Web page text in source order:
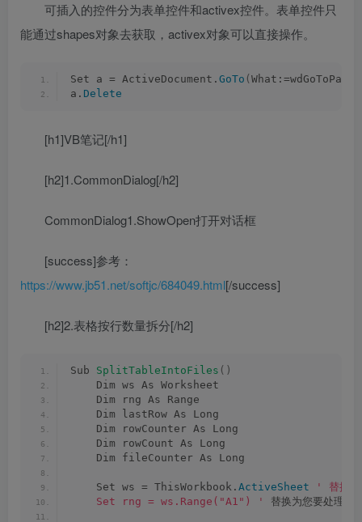
可插入的控件分为表单控件和activex控件。表单控件只
能通过shapes对象去获取，activex对象可以直接操作。
Set a = ActiveDocument. GoTo (
a. Delete
[h1]VB笔记[/h1]
[h2]1.CommonDialog[/h2]
CommonDialog1.ShowOpen打开对话框
[success]参考：
https://www.jb51.net/softjc/684049.html[/success]
[h2]2.表格按行数量拆分[/h2]
Sub SplitTableIntoFiles ()
    Dim ws As Worksheet
    Dim rng As Range
    Dim lastRow As Long
    Dim rowCounter As Long
    Dim rowCount As Long
    Dim fileCounter As Long
    Set ws = ThisWorkbook.
ActiveSheet
' 替换为
    Set rng = ws.Range("A1") '
替换为您要处理的